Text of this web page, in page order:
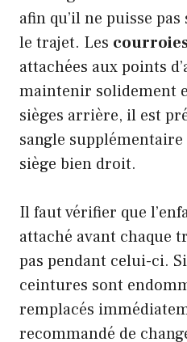
afin qu’il ne puisse
le trajet. Les
attachées aux points
maintenir solidement
sièges arrière, il est
sangle
siège bien droit.
Il faut vérifier que
attaché avant chaque
pas pendant celui-ci.
ceintures sont
remplacés
recommandé de